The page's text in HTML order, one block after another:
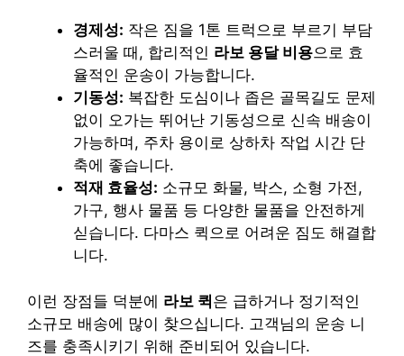
경제성: 작은 짐을 1톤 트럭으로 부르기 부담
스러울 때, 합리적인 라보 용달 비용으로 효
율적인 운송이 가능합니다.
기동성: 복잡한 도심이나 좁은 골목길도 문제
없이 오가는 뛰어난 기동성으로 신속 배송이
가능하며, 주차 용이로 상하차 작업 시간 단
축에 좋습니다.
적재 효율성: 소규모 화물, 박스, 소형 가전,
가구, 행사 물품 등 다양한 물품을 안전하게
싣습니다. 다마스 퀵으로 어려운 짐도 해결합
니다.
이런 장점들 덕분에 라보 퀵은 급하거나 정기적인
소규모 배송에 많이 찾으십니다. 고객님의 운송 니
즈를 충족시키기 위해 준비되어 있습니다.